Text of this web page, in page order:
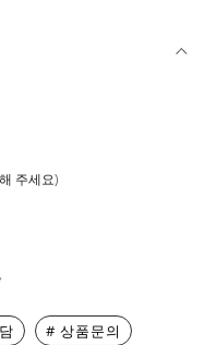
주세요)
# 상품문의